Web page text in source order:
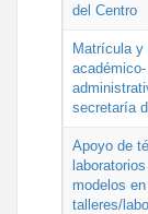
del Centro
Matrícula y
académico-
secretaría
Apoyo de
modelos en
talleres/